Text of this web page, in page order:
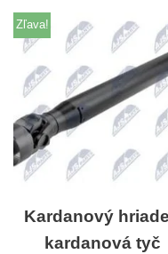
Zľava!
Kardanový
kardanová tyč